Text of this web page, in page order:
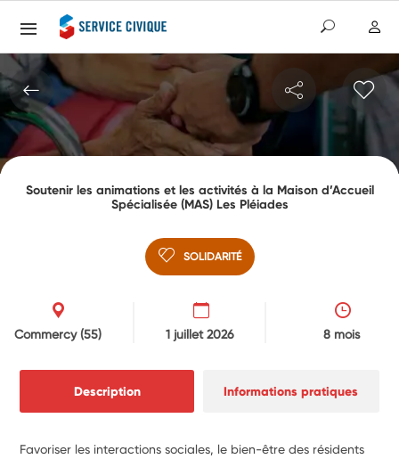
Soutenir les animations et les activités à la Maison d’Accueil
Spécialisée (MAS) Les Pléiades
SOLIDARITÉ
Commercy(55) 1 juillet 2026 8 mois
Description Informations pratiques
Favoriser les interactions sociales, le bien-être des résidents